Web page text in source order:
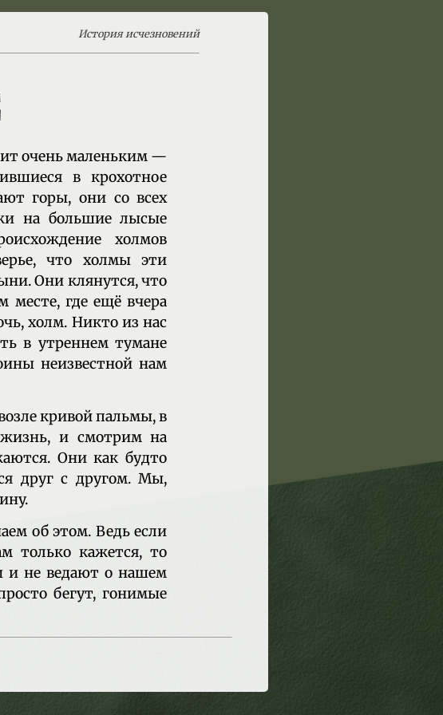
История исчезновений
очень маленьким —
в крохотное
горы, они со всех
на большие лысые
холмов
что холмы эти
Они клянутся, что
месте, где ещё вчера
холм. Никто из нас
в утреннем тумане
неизвестной нам
кривой пальмы, в
жизнь, и смотрим на
Они как будто
друг с другом. Мы,
об этом. Ведь если
только кажется, то
и не ведают о нашем
бегут, гонимые